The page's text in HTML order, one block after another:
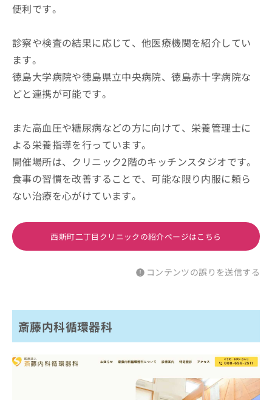
便利です。
診察や検査の結果に応じて、他医療機関を紹介してい
ます。
徳島大学病院や徳島県立中央病院、徳島赤十字病院な
どと連携が可能です。
また高血圧や糖尿病などの方に向けて、栄養管理士に
よる栄養指導を行っています。
開催場所は、クリニック2階のキッチンスタジオです。
食事の習慣を改善することで、可能な限り内服に頼ら
ない治療を心がけています。
西新町二丁目クリニックの紹介ページはこちら
コンテンツの誤りを送信する
斎藤内科循環器科